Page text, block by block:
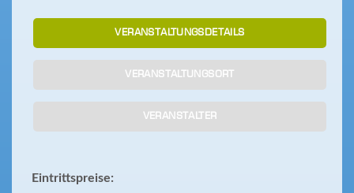
VERANSTALTUNGSDETAILS
VERANSTALTUNGSORT
VERANSTALTER
Eintrittspreise: